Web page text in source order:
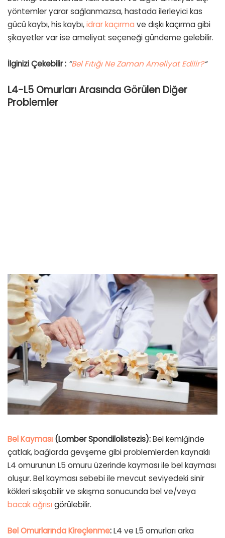
yöntemler yarar sağlanmazsa, hastada ilerleyici kas
gücü kaybı, his kaybı,idrar kaçırma ve dışkı kaçırma gibi
şikayetler var ise ameliyat seçeneği gündeme gelebilir.
İlginizi Çekebilir : “Bel Fıtığı Ne Zaman Ameliyat Edilir?“
L4-L5 Omurları Arasında Görülen Diğer
Problemler
Bel Kayması (Lomber Spondilolistezis):Bel kemiğinde
çatlak, bağlarda gevşeme gibi problemlerden kaynaklı
L4 omurunun L5 omuru üzerinde kayması ile bel kayması
oluşur. Bel kayması sebebi ile mevcut seviyedeki sinir
kökleri sıkışabilir ve sıkışma sonucunda bel ve/veya
bacak ağrısı görülebilir.
Bel Omurlarında Kireçlenme:L4 ve L5 omurları arka